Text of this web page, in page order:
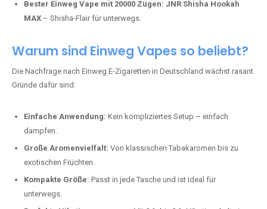
Bester Einweg Vape mit 20000 Zügen: JNR Shisha Hookah
MAX – Shisha-Flair für unterwegs.
Warum sind Einweg Vapes so beliebt?
Die Nachfrage nach Einweg E-Zigaretten in Deutschland wächst rasant.
Gründe dafür sind:
Einfache Anwendung: Kein kompliziertes Setup – einfach
dampfen.
Große Aromenvielfalt: Von klassischen Tabakaromen bis zu
exotischen Früchten.
Kompakte Größe: Passt in jede Tasche und ist ideal für
unterwegs.